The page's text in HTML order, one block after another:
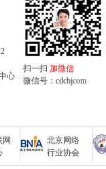
心
扫一扫 加微信
微信号：cdcbjcom
网
北京网络
行业协会